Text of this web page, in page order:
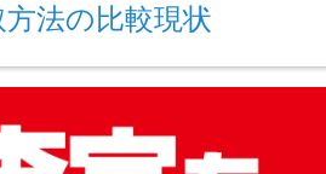
法の比較現状